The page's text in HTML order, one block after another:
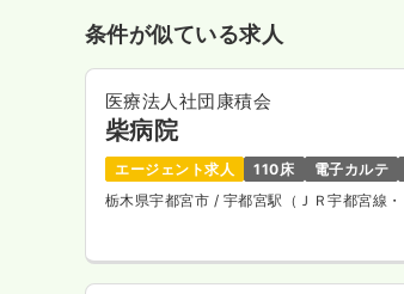
条件が似ている求人
医療法人社団康積会
柴病院
エージェント求人 110床 電子カルテ
栃木県宇都宮市 / 宇都宮駅（ＪＲ宇都宮線